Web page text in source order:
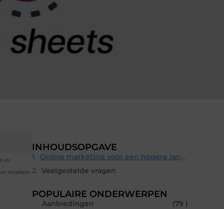
in
moeten
INHOUDSOPGAVE
Online marketing voor een hogere ranking
Veelgestelde vragen
POPULAIRE ONDERWERPEN
Aanbiedingen
(79 )